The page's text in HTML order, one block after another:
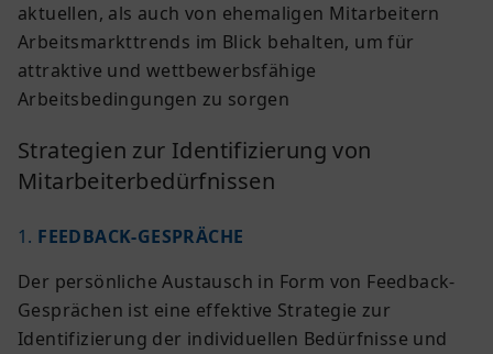
aktuellen, als auch von ehemaligen Mitarbeitern
Arbeitsmarkttrends im Blick behalten, um für
attraktive und wettbewerbsfähige
Arbeitsbedingungen zu sorgen
Strategien zur Identifizierung von
Mitarbeiterbedürfnissen
1. FEEDBACK-GESPRÄCHE
Der persönliche Austausch in Form von Feedback-
Gesprächen ist eine effektive Strategie zur
Identifizierung der individuellen Bedürfnisse und